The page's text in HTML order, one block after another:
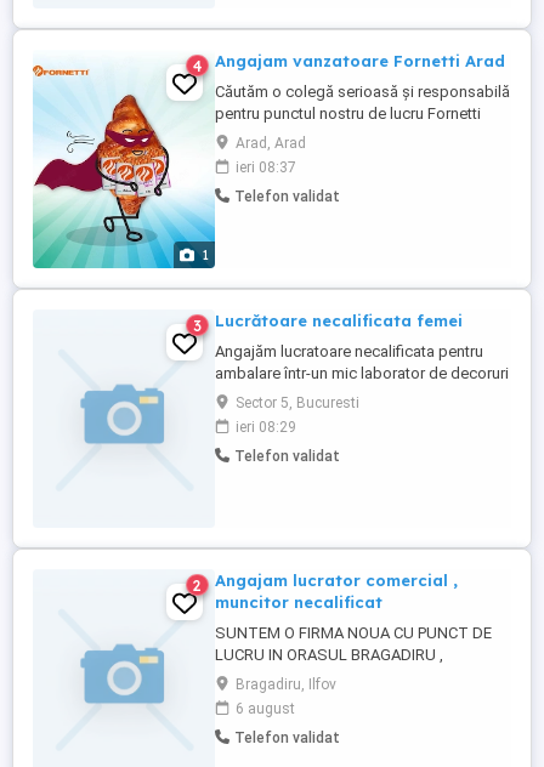
1
4 Angajam vanzatoare Fornetti Arad
Căutăm o colegă serioasă și responsabilă
pentru punctul nostru de lucru Fornetti
METRO Arad. Ce oferim: Salariu 3.000 lei
net; Contract individual de muncă;
Program avantajos: * 1 zi se lucrează 1 zi
liberă; * Duminica este liberă; * Sâmbăta
Arad, Arad
ieri 08:37
Telefon validat
3 Lucrătoare necalificata femei
Angajăm lucratoare necalificata pentru
ambalare într-un mic laborator de decoruri
din ciocolată, salariu 2650 lei + bonuri de
masa (30 lei bon), prime Crăciun și Paște.
Program 8 ore, cu pauza de masa, în doua
schimburi, de la 06-14 și 14-22 Sector 5
Sector 5, Bucuresti
ieri 08:29
Telefon validat
2
Angajam lucrator comercial ,
muncitor necalificat
SUNTEM O FIRMA NOUA CU PUNCT DE
LUCRU IN ORASUL BRAGADIRU ,
JUDETUL ILFOV. ANGAJAM LUCRATORI
COMERCIALI ( CASIERI) Pentru mai multe
detalii ne puteti contacta la numarul
Bragadiru, Ilfov
6 august
Telefon validat